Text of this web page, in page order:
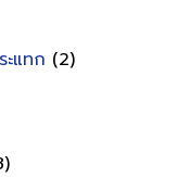
แทก (2)